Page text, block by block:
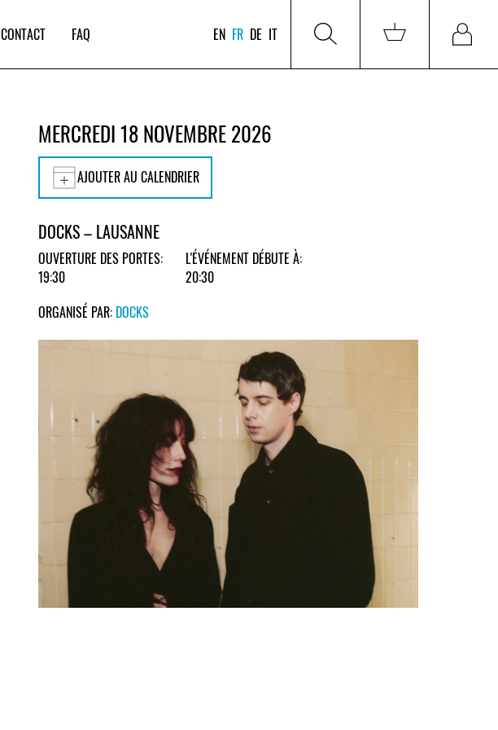
CONTACT FAQ EN FR DE IT
MERCREDI 18 NOVEMBRE 2026
AJOUTER AU CALENDRIER
DOCKS – LAUSANNE
OUVERTURE DES PORTES:
19:30
L'ÉVÉNEMENT DÉBUTE À:
20:30
ORGANISÉ PAR: DOCKS